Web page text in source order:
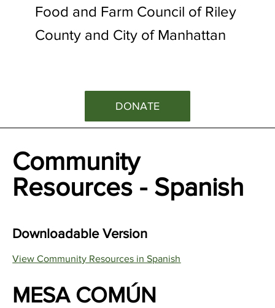
DONATE
Food and Farm Council of Riley
County and City of Manhattan
Community
Resources - Spanish
Downloadable Version
View Community Resources in Spanish
MESA COMÚN